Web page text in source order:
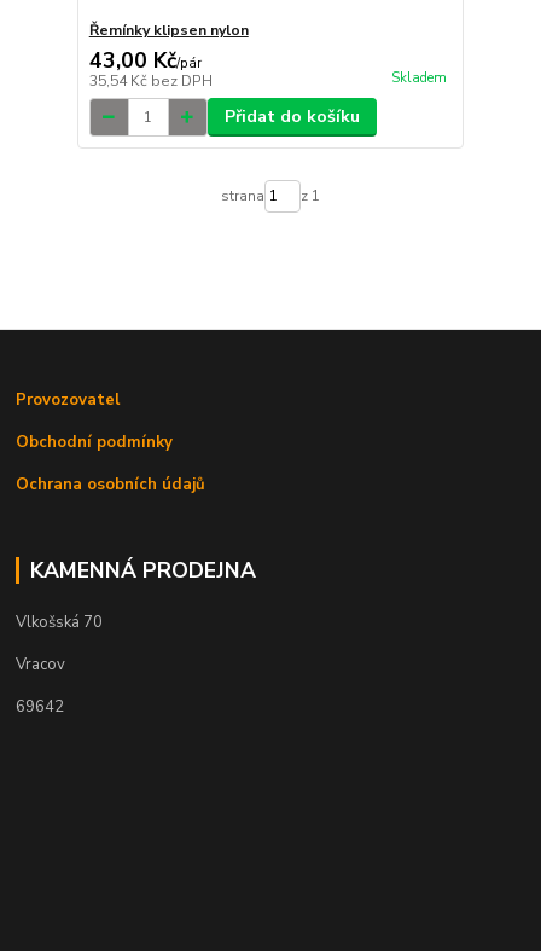
Řemínky klipsen nylon
43,00 Kč/pár
35,54 Kč bez DPH Skladem
Přidat do košíku
strana z 1
Provozovatel
Obchodní podmínky
Ochrana osobních údajů
KAMENNÁ PRODEJNA
Vlkošská 70
Vracov
69642